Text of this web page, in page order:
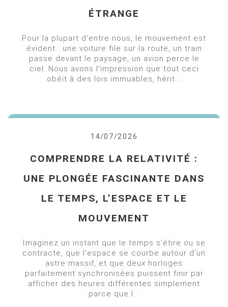
ÉTRANGE
Pour la plupart d'entre nous, le mouvement est
évident : une voiture file sur la route, un train
passe devant le paysage, un avion perce le
ciel. Nous avons l’impression que tout ceci
obéit à des lois immuables, hérit...
14/07/2026
COMPRENDRE LA RELATIVITÉ :
UNE PLONGÉE FASCINANTE DANS
LE TEMPS, L’ESPACE ET LE
MOUVEMENT
Imaginez un instant que le temps s’étire ou se
contracte, que l’espace se courbe autour d’un
astre massif, et que deux horloges
parfaitement synchronisées puissent finir par
afficher des heures différentes simplement
parce que l...